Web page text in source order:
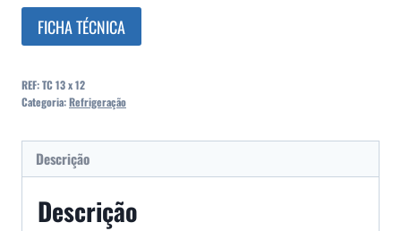
FICHA TÉCNICA
REF:TC 13 x 12
Categoria:Refrigeração
Descrição
Descrição